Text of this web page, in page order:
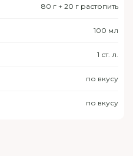
80 г + 20 г растопить
100 мл
1 ст. л.
по вкусу
по вкусу